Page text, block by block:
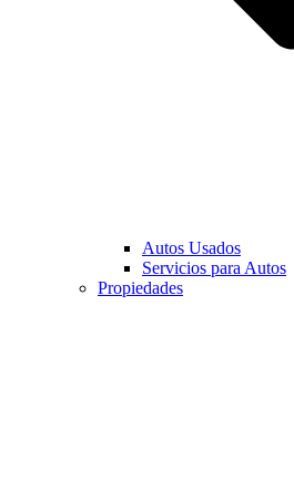
Autos Usados
Servicios para Autos
Propiedades